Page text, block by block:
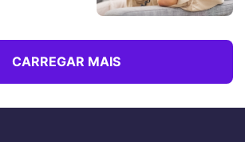
CARREGAR MAIS